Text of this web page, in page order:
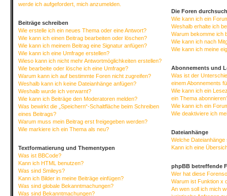
werde ich aufgefordert, mich anzumelden.
Beiträge schreiben
Wie erstelle ich ein neues Thema oder eine Antwort?
Wie kann ich einen Beitrag bearbeiten oder löschen?
Wie kann ich meinem Beitrag eine Signatur anfügen?
Wie kann ich eine Umfrage erstellen?
Wieso kann ich nicht mehr Antwortmöglichkeiten erstellen?
Wie bearbeite oder lösche ich eine Umfrage?
Warum kann ich auf bestimmte Foren nicht zugreifen?
Weshalb kann ich keine Dateianhänge anfügen?
Weshalb wurde ich verwarnt?
Wie kann ich Beiträge den Moderatoren melden?
Was bewirkt die „Speichern“-Schaltfläche beim Schreiben
eines Beitrags?
Warum muss mein Beitrag erst freigegeben werden?
Wie markiere ich ein Thema als neu?
Textformatierung und Thementypen
Was ist BBCode?
Kann ich HTML benutzen?
Was sind Smileys?
Kann ich Bilder in meine Beiträge einfügen?
Was sind globale Bekanntmachungen?
Was sind Bekanntmachungen?
Die Foren
Wie kann ich ein
Weshalb erhalte ich
Warum bekomme ich
Wie kann ich nach
Wie kann ich meine
Abonnements und
Was ist der
einem Abonnements
Wie kann ich ein
ein Thema
Wie kann ich ein
Wie deaktiviere ich
Dateianhänge
Welche
Kann ich eine
phpBB betreffende
Wer hat diese
Warum ist Funktion x
An wen soll ich mich